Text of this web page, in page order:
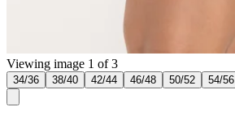
Viewing image 1 of 3
34/36 38/40 42/44 46/48 50/52 54/56